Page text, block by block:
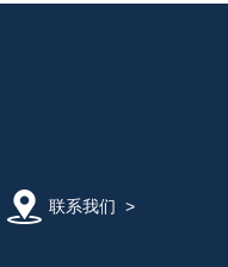
联系我们 >